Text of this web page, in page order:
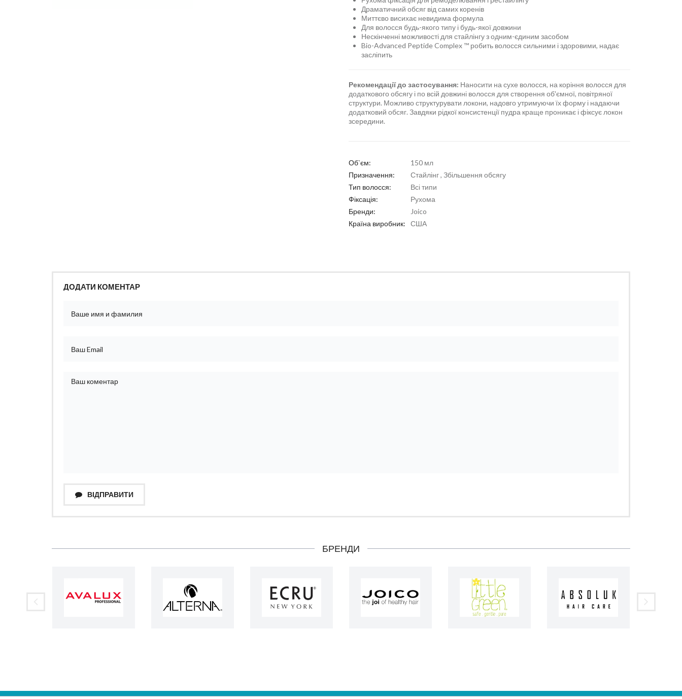
Драматичний обсяг від самих коренів
Миттєво висихає невидима формула
Для волосся будь-якого типу і будь-якої довжини
Нескінченні можливості для стайлінгу з одним-єдиним засобом
Bio-Advanced Peptide Complex ™ робить волосся сильними і здоровими, надає
засліпить
Рекомендації до застосування: Наносити на сухе волосся, на коріння волосся для
додаткового обсягу і по всій довжині волосся для створення об'ємної, повітряної
структури. Можливо структурувати локони, надовго утримуючи їх форму і надаючи
додатковий обсяг. Завдяки рідкої консистенції пудра краще проникає і фіксує локон
зсередини.
Об`єм:
150 мл
Призначення:
Стайлінг , Збільшення обсягу
Тип волосся:
Всі типи
Фіксація:
Рухома
Бренди:
Joico
Країна виробник:
США
ДОДАТИ КОМЕНТАР
ВІДПРАВИТИ
БРЕНДИ